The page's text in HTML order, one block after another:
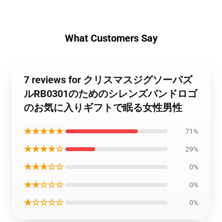
What Customers Say
7 reviews for クリスマスジグソーパズ
ルRB0301のためのシレンズバンドロゴ
のお気に入りギフトで眠る女性男性
★★★★★ 71%
★★★★☆ 29%
★★★☆☆ 0%
★★☆☆☆ 0%
★☆☆☆☆ 0%